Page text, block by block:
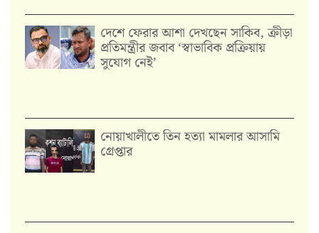
দেশে ফেরার আশা দেখছেন সাকিব, ক্রীড়া
প্রতিমন্ত্রীর জবাব ‘স্বাভাবিক প্রক্রিয়ায়
সুযোগ নেই’
নোয়াখালীতে তিন হত্যা মামলার আসামি
গ্রেপ্তার